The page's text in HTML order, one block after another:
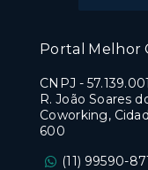
Portal Melhor
CNPJ -
R. João Soares
Coworking,
600
(11) 99590-